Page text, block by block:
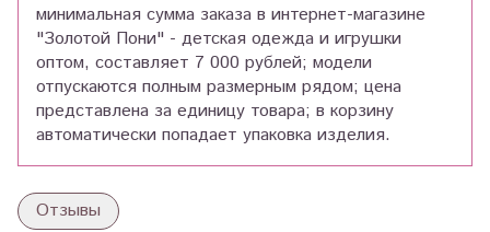
минимальная сумма заказа в интернет-магазине
"Золотой Пони" - детская одежда и игрушки
оптом, составляет 7 000 рублей; модели
отпускаются полным размерным рядом; цена
представлена за единицу товара; в корзину
автоматически попадает упаковка изделия.
Отзывы